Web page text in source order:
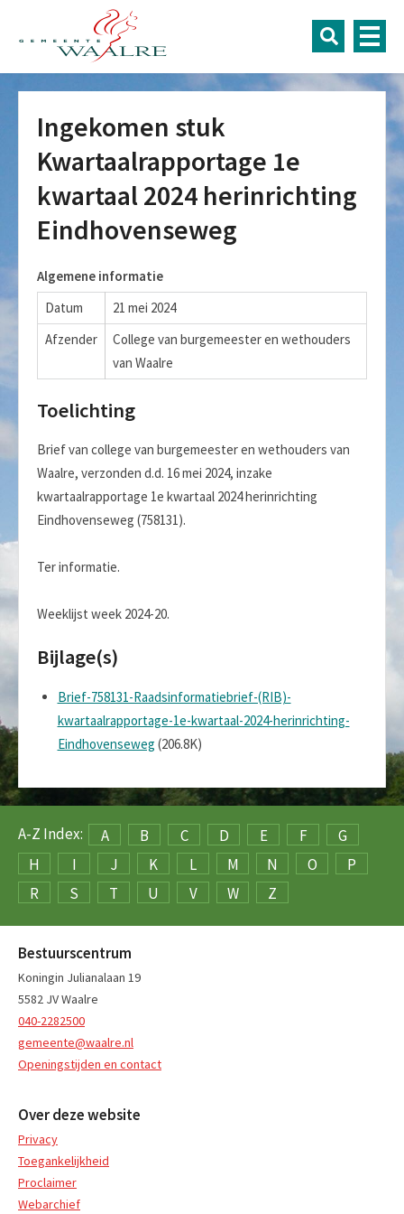
Ingekomen stuk
Kwartaalrapportage 1e
kwartaal 2024 herinrichting
Eindhovenseweg
Algemene informatie
Datum
21 mei 2024
Afzender
College van burgemeester en wethouders
van Waalre
Toelichting
Brief van college van burgemeester en wethouders van
Waalre, verzonden d.d. 16 mei 2024, inzake
kwartaalrapportage 1e kwartaal 2024 herinrichting
Eindhovenseweg (758131).
Ter informatie.
Weeklijst week 2024-20.
Bijlage(s)
Brief-758131-Raadsinformatiebrief-(RIB)-
kwartaalrapportage-1e-kwartaal-2024-herinrichting-
Eindhovenseweg (206.8K)
A-Z Index: A B C D E F
G
H
I J K L M N O
P
R
S T U V W Z
Bestuurscentrum
Koningin Julianalaan 19
5582 JV Waalre
040-2282500
gemeente@waalre.nl
Openingstijden en contact
Over deze website
Privacy
Toegankelijkheid
Proclaimer
Webarchief